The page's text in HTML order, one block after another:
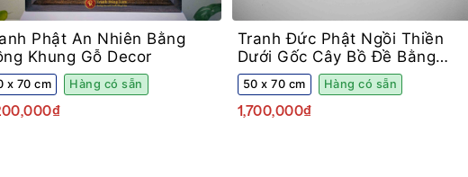
Phật An Nhiên Bằng
Khung Gỗ Decor
x 70 cm Hàng có sẵn
Tranh Đức Phật Ngồi Thiền
Dưới Gốc Cây Bồ Đề Bằng
Đồng
50 x 70 cm Hàng có sẵn
1,700,000₫